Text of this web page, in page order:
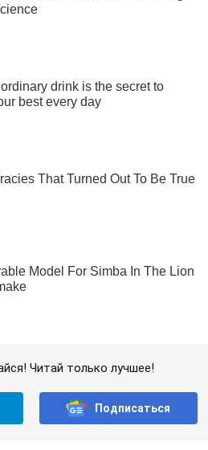
Читай только лучшее!
Подписаться